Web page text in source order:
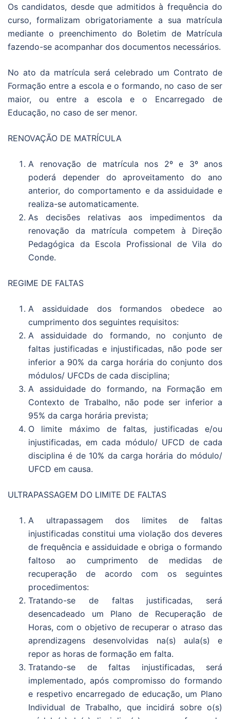
Os candidatos, desde que admitidos à frequência do
curso, formalizam obrigatoriamente a sua matrícula
mediante o preenchimento do Boletim de Matrícula
fazendo-se acompanhar dos documentos necessários.
No ato da matrícula será celebrado um Contrato de
Formação entre a escola e o formando, no caso de ser
maior, ou entre a escola e o Encarregado de
Educação, no caso de ser menor.
RENOVAÇÃO DE MATRÍCULA
A renovação de matrícula nos 2º e 3º anos
poderá depender do aproveitamento do ano
anterior, do comportamento e da assiduidade e
realiza-se automaticamente.
As decisões relativas aos impedimentos da
renovação da matrícula competem à Direção
Pedagógica da Escola Profissional de Vila do
Conde.
REGIME DE FALTAS
A assiduidade dos formandos obedece ao
cumprimento dos seguintes requisitos:
A assiduidade do formando, no conjunto de
faltas justificadas e injustificadas, não pode ser
inferior a 90% da carga horária do conjunto dos
módulos/ UFCDs de cada disciplina;
A assiduidade do formando, na Formação em
Contexto de Trabalho, não pode ser inferior a
95% da carga horária prevista;
O limite máximo de faltas, justificadas e/ou
injustificadas, em cada módulo/ UFCD de cada
disciplina é de 10% da carga horária do módulo/
UFCD em causa.
ULTRAPASSAGEM DO LIMITE DE FALTAS
A ultrapassagem dos limites de faltas
injustificadas constitui uma violação dos deveres
de frequência e assiduidade e obriga o formando
faltoso ao cumprimento de medidas de
recuperação de acordo com os seguintes
procedimentos:
Tratando-se de faltas justificadas, será
desencadeado um Plano de Recuperação de
Horas, com o objetivo de recuperar o atraso das
aprendizagens desenvolvidas na(s) aula(s) e
repor as horas de formação em falta.
Tratando-se de faltas injustificadas, será
implementado, após compromisso do formando
e respetivo encarregado de educação, um Plano
Individual de Trabalho, que incidirá sobre o(s)